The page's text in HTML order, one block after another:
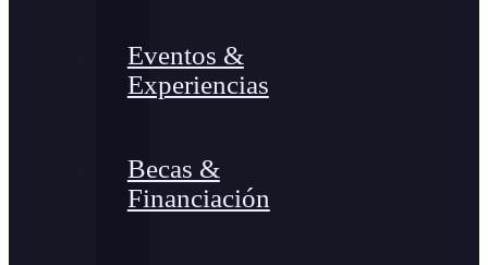
Eventos &
Experiencias
Becas &
Financiación